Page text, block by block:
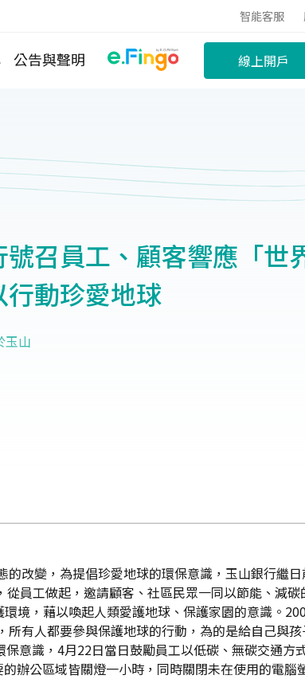
智能客服
公告與聲明 線上開戶
號召員工、顧客響應「世
行動珍愛地球
玉山
改變，為提倡珍愛地球的環保意識，玉山銀行繼
員工做起，邀請顧客、社區民眾一同以節能、減碳
境，藉以喚起人類愛護地球、保護家園的意識。
有人都要參與保護地球的行動，為的是給自己與孩
意識，4月22日當日鼓勵員工以低碳、無碳交通方
辦公區域皆關燈一小時，同時關閉未在使用的電腦